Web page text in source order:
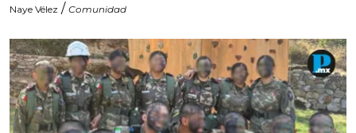
Naye Vélez / Comunidad